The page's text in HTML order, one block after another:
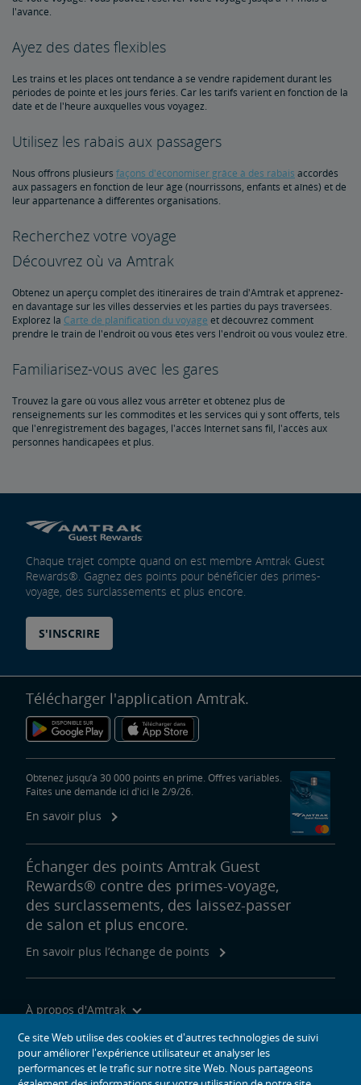
Conseils pour les voyageurs futés
Conseils pour les voyages à long parcours
Conseils pour les voyageurs débutants
L'application Amtrak
Ayez l'esprit tranquille lors de votre voyage grâce à
l'assurance voyage
Sécurité et protection
Programme Trails & Rails
Voitures privées
Bulletins mécaniques pour les voitures privées
l'avance.
Ayez des dates flexibles
Les trains et les places ont tendance à se vendre rapidement durant les
périodes de pointe et les jours fériés. Car les tarifs varient en fonction de la
date et de l'heure auxquelles vous voyagez.
Utilisez les rabais aux passagers
Nous offrons plusieurs façons d'économiser grâce à des rabais accordés
aux passagers en fonction de leur âge (nourrissons, enfants et aînés) et de
leur appartenance à différentes organisations.
Recherchez votre voyage
Découvrez où va Amtrak
Obtenez un aperçu complet des itinéraires de train d'Amtrak et apprenez-
en davantage sur les villes desservies et les parties du pays traversées.
Explorez la Carte de planification du voyage et découvrez comment
prendre le train de l'endroit où vous êtes vers l'endroit où vous voulez être.
Familiarisez-vous avec les gares
Trouvez la gare où vous allez vous arrêter et obtenez plus de
renseignements sur les commodités et les services qui y sont offerts, tels
que l'enregistrement des bagages, l'accès Internet sans fil, l'accès aux
personnes handicapées et plus.
Chaque trajet compte quand on est membre Amtrak Guest
Rewards®. Gagnez des points pour bénéficier des primes-
voyage, des surclassements et plus encore.
S'INSCRIRE
Télécharger l'application Amtrak.
Obtenez jusqu’à 30 000 points en prime. Offres variables.
Faites une demande ici d'ici le 2/9/26.
En savoir plus
Échanger des points Amtrak Guest
Rewards® contre des primes-voyage,
des surclassements, des laissez-passer
de salon et plus encore.
En savoir plus l’échange de points
À propos d'Amtrak
Voyager avec nous
Outils du site
Ce site Web utilise des cookies et d'autres technologies de suivi
pour améliorer l'expérience utilisateur et analyser les
performances et le trafic sur notre site Web. Nous partageons